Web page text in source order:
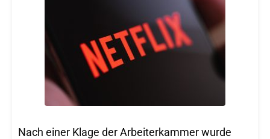
Nach einer Klage der Arbeiterkammer wurde